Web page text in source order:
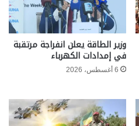
وزير الطاقة يعلن انفراجة مرتقبة
في إمدادات الكهرباء
6 أغسطس، 2026